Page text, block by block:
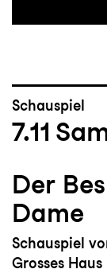
Schauspiel
7.11
Der
Dame
Schauspiel
Grosses Haus